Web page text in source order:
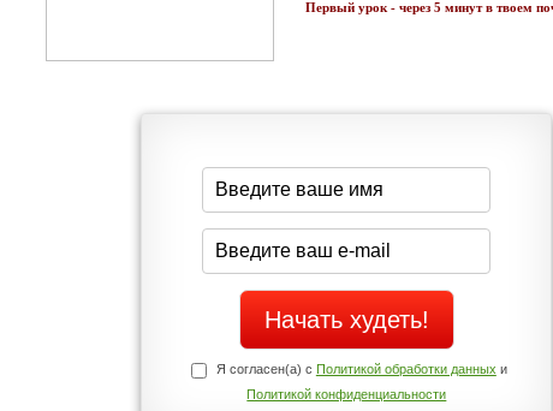
стройности для занятых
Простая система похудения
Как запустить жиросжигание за 7
меню стройности Экспресс-рецепты для худеющих
Экономьте время и Стройнейте Вкусно!
Первый урок - через 5 минут в твоем почтовом ящике!
Я согласен(а) с Политикой обработки данныхи
Политикой конфиденциальности